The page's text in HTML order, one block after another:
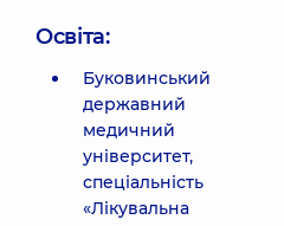
Освіта:
Буковинський
державний
медичний
університет,
спеціальність
«Лікувальна